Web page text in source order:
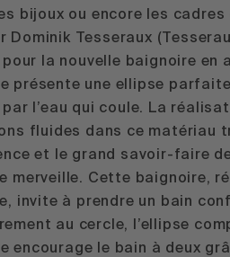
bijoux ou encore les
Dominik Tesseraux
pour la nouvelle baignoire
présente une ellipse
l’eau qui coule. La
fluides dans ce matériau
et le grand savoir-faire
merveille. Cette baignoire,
invite à prendre un bain
au cercle, l’ellipse
encourage le bain à deux